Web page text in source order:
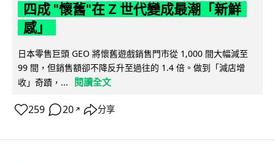
四成 "懷舊"在 Z 世代變成最潮「新鮮
感」
日本零售巨頭 GEO 將懷舊遊戲銷售門市從 1,000 間大幅減至
99 間，但銷售額卻不降反升至過往的 1.4 倍。做到「減店增
收」奇蹟，...
閱讀全文
259 20 ↗ 分享